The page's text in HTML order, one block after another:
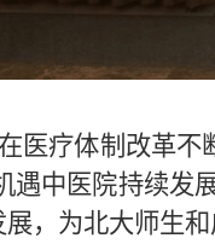
医疗体制改革
遇中医院持续发
，为北大师生